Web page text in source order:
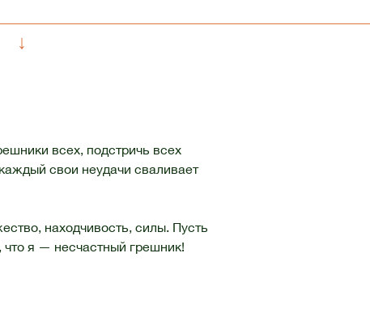
↓
всех, подстричь всех
свои неудачи сваливает
находчивость, силы. Пусть
что я — несчастный грешник!